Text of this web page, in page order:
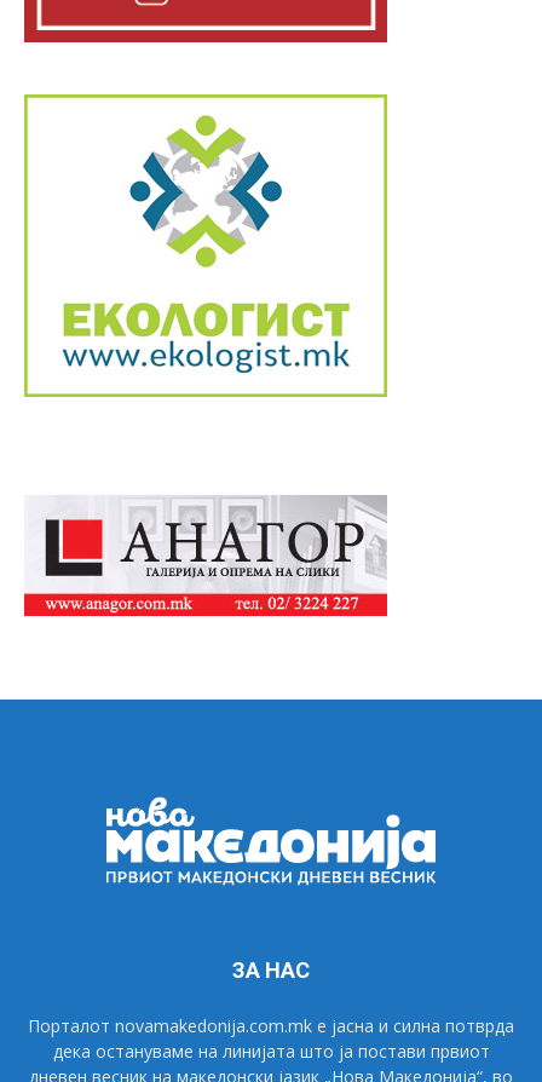
ЗА НАС
Порталот novamakedonija.com.mk е јасна и силна потврда
дека остануваме на линијата што ја постави првиот
дневен весник на македонски јазик „Нова Македонија“, во